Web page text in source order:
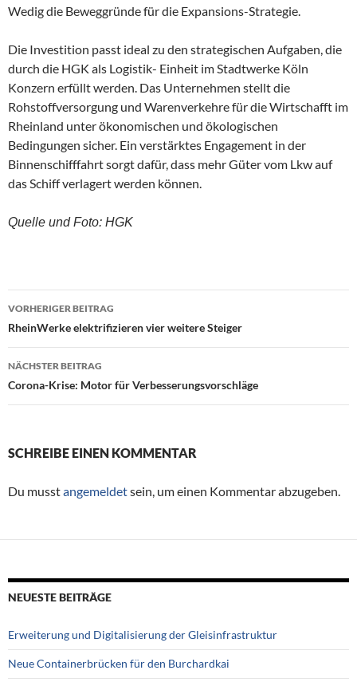
Wedig die Beweggründe für die Expansions-Strategie.
Die Investition passt ideal zu den strategischen Aufgaben, die
durch die HGK als Logistik- Einheit im Stadtwerke Köln
Konzern erfüllt werden. Das Unternehmen stellt die
Rohstoffversorgung und Warenverkehre für die Wirtschafft im
Rheinland unter ökonomischen und ökologischen
Bedingungen sicher. Ein verstärktes Engagement in der
Binnenschifffahrt sorgt dafür, dass mehr Güter vom Lkw auf
das Schiff verlagert werden können.
Quelle und Foto: HGK
Beitragsnavigation
VORHERIGER BEITRAG
RheinWerke elektrifizieren vier weitere Steiger
NÄCHSTER BEITRAG
Corona-Krise: Motor für Verbesserungsvorschläge
SCHREIBE EINEN KOMMENTAR
Du musstangemeldetsein, um einen Kommentar abzugeben.
NEUESTE BEITRÄGE
Erweiterung und Digitalisierung der Gleisinfrastruktur
Neue Containerbrücken für den Burchardkai